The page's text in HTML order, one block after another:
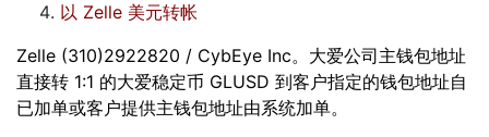
以 Zelle 美元转帐
Zelle (310)2922820 / CybEye Inc。大爱公司主钱包地址
直接转 1:1 的大爱稳定币 GLUSD 到客户指定的钱包地址自
已加单或客户提供主钱包地址由系统加单。